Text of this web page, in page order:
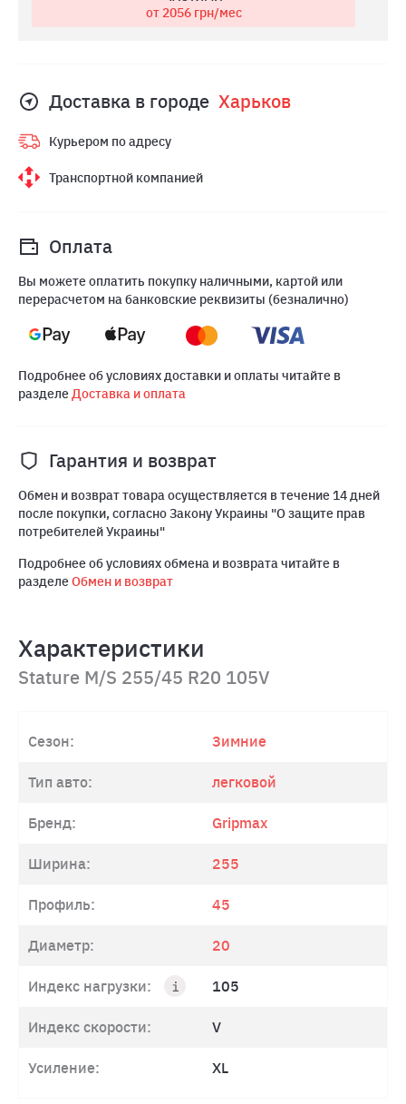
от 2056грн/мес
Доставка в городе Харьков
Курьером по адресу
Транспортной компанией
Оплата
Вы можете оплатить покупку наличными, картой или
перерасчетом на банковские реквизиты (безналично)
Подробнее об условиях доставки и оплаты читайте в
разделеДоставка и оплата
Гарантия и возврат
Обмен и возврат товара осуществляется в течение 14 дней
после покупки, согласно Закону Украины "О защите прав
потребителей Украины"
Подробнее об условиях обмена и возврата читайте в
разделеОбмен и возврат
Характеристики
Stature M/S 255/45 R20 105V
Сезон: Зимние
Тип авто: легковой
Бренд: Gripmax
Ширина: 255
Профиль: 45
Диаметр: 20
Индекс нагрузки: 105
Индекс скорости: V
Усиление: XL